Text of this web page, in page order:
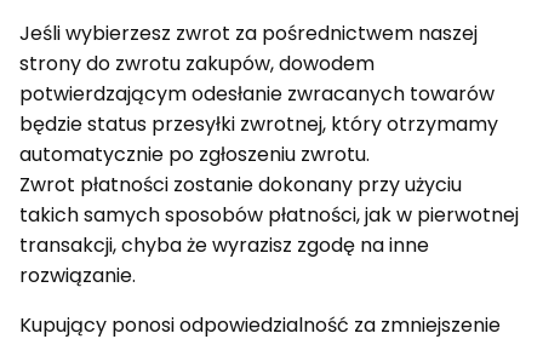
Jeśli wybierzesz zwrot za pośrednictwem naszej
strony do zwrotu zakupów, dowodem
potwierdzającym odesłanie zwracanych towarów
będzie status przesyłki zwrotnej, który otrzymamy
automatycznie po zgłoszeniu zwrotu.
Zwrot płatności zostanie dokonany przy użyciu
takich samych sposobów płatności, jak w pierwotnej
transakcji, chyba że wyrazisz zgodę na inne
rozwiązanie.
Kupujący ponosi odpowiedzialność za zmniejszenie